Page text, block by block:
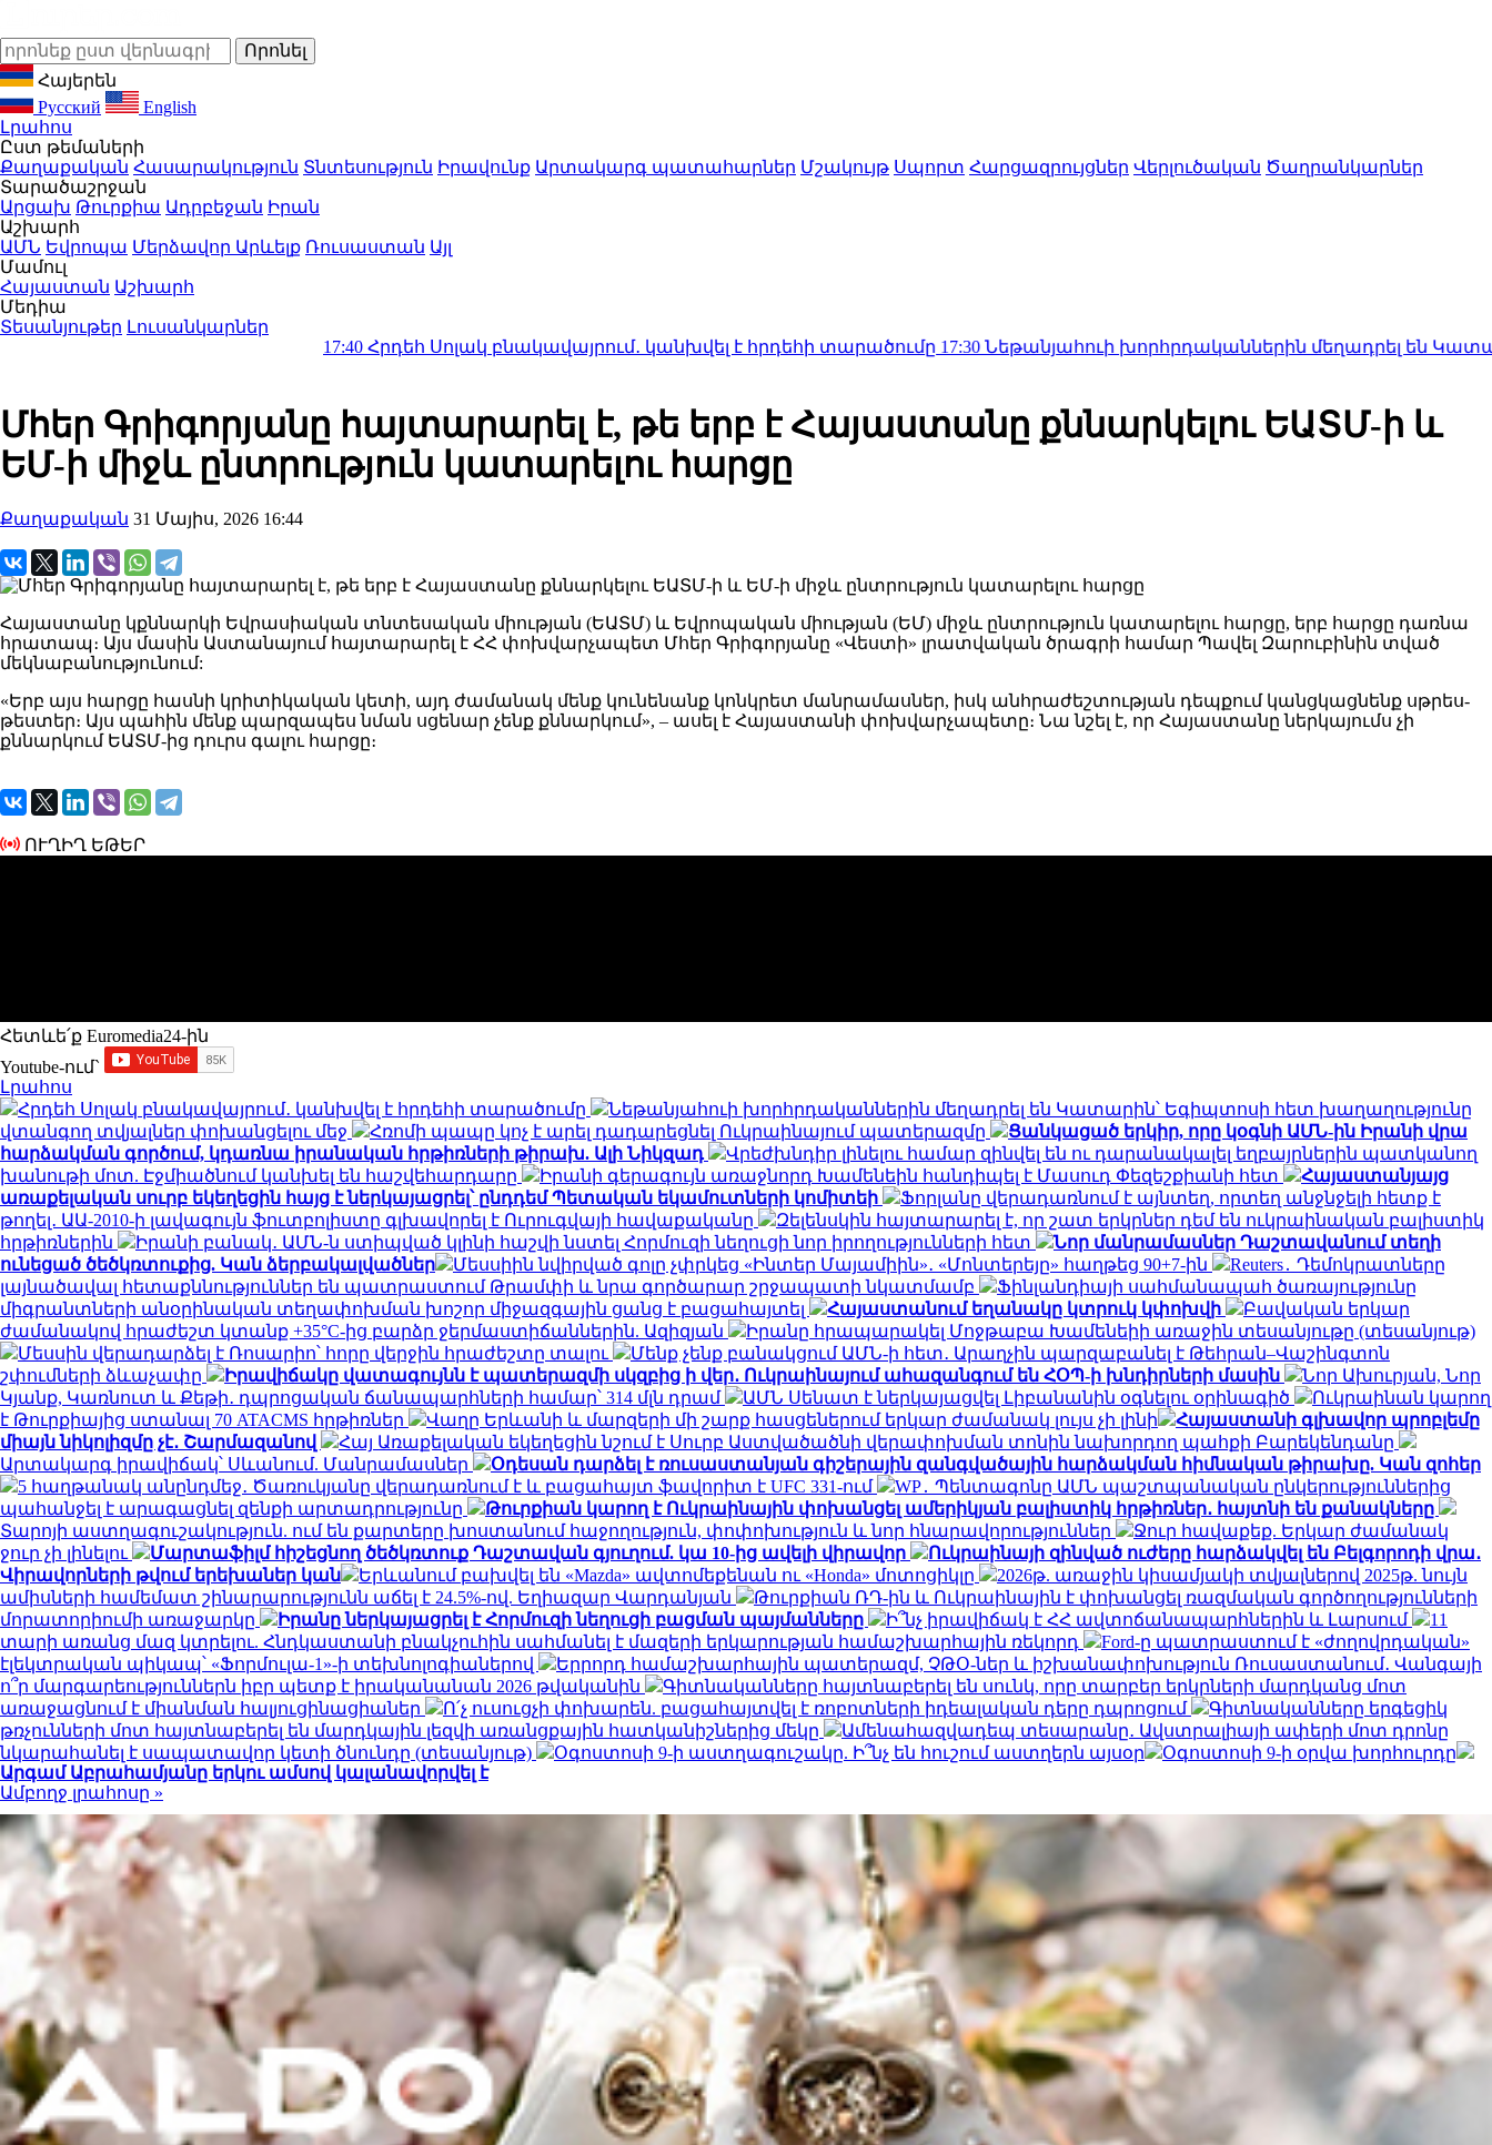
Հայերեն
Русский
English
Լրահոս
Ըստ թեմաների
Քաղաքական Հասարակություն Տնտեսություն Իրավունք Արտակարգ պատահարներ Մշակույթ Սպորտ Հարցազրույցներ Վերլուծական Ծաղրանկարներ
Տարածաշրջան
Արցախ Թուրքիա Ադրբեջան Իրան
Աշխարհ
ԱՄՆ Եվրոպա Մերձավոր Արևելք Ռուսաստան Այլ
Մամուլ
Հայաստան Աշխարհ
Մեդիա
Տեսանյութեր Լուսանկարներ
Հրդեհ Սոլակ բնակավայրում․ կանխվել է հրդեհի տարածումը17:30Նեթանյահուի խորհրդականներին մեղադրել են Կատարին՝
Մհեր Գրիգորյանը հայտարարել է, թե երբ է Հայաստանը քննարկելու ԵԱՏՄ-ի և
ԵՄ-ի միջև ընտրություն կատարելու հարցը
Քաղաքական 31 Մայիս, 2026 16:44
Հայաստանը կքննարկի Եվրասիական տնտեսական միության (ԵԱՏՄ) և Եվրոպական միության (ԵՄ) միջև ընտրություն կատարելու հարցը, երբ հարցը դառնա
հրատապ։ Այս մասին Աստանայում հայտարարել է ՀՀ փոխվարչապետ Մհեր Գրիգորյանը «Վեստի» լրատվական ծրագրի համար Պավել Զարուբինին տված
մեկնաբանությունում:
«Երբ այս հարցը հասնի կրիտիկական կետի, այդ ժամանակ մենք կունենանք կոնկրետ մանրամասներ, իսկ անհրաժեշտության դեպքում կանցկացնենք սթրես-
թեստեր։ Այս պահին մենք պարզապես նման սցենար չենք քննարկում», – ասել է Հայաստանի փոխվարչապետը։ Նա նշել է, որ Հայաստանը ներկայումս չի
քննարկում ԵԱՏՄ-ից դուրս գալու հարցը։
ՈՒՂԻՂ ԵԹԵՐ
Հետևե՛ք Euromedia24-ին
Youtube-ում`
Լրահոս
Հրդեհ Սոլակ բնակավայրում․ կանխվել է հրդեհի տարածումը
Նեթանյահուի խորհրդականներին մեղադրել են Կատարին՝ Եգիպտոսի հետ խաղաղությունը
վտանգող տվյալներ փոխանցելու մեջ
Հռոմի պապը կոչ է արել դադարեցնել Ուկրաինայում պատերազմը
Ցանկացած երկիր, որը կօգնի ԱՄՆ-ին Իրանի վրա
հարձակման գործում, կդառնա իրանական հրթիռների թիրախ. Ալի Նիկզադ
Վրեժխնդիր լինելու համար զինվել են ու դարանակալել եղբայրներին պատկանող
խանութի մոտ. Էջմիածնում կանխել են հաշվեհարդարը
Իրանի գերագույն առաջնորդ Խամենեին հանդիպել է Մասուդ Փեզեշքիանի հետ
Հայաստանյայց
առաքելական սուրբ եկեղեցին հայց է ներկայացրել՝ ընդդեմ Պետական եկամուտների կոմիտեի
Ֆորլանը վերադառնում է այնտեղ, որտեղ անջնջելի հետք է
թողել․ ԱԱ-2010-ի լավագույն ֆուտբոլիստը գլխավորել է Ուրուգվայի հավաքականը
Զելենսկին հայտարարել է, որ շատ երկրներ դեմ են ուկրաինական բալիստիկ
հրթիռներին
Իրանի բանակ․ ԱՄՆ-ն ստիպված կլինի հաշվի նստել Հորմուզի նեղուցի նոր իրողությունների հետ
Նոր մանրամասներ Դաշտավանում տեղի
ունեցած ծեծկռտուքից. Կան ձերբակալվածներ
Մեսսիին նվիրված գոլը չփրկեց «Ինտեր Մայամիին»․ «Մոնտերեյը» հաղթեց 90+7-ին
Reuters․ Դեմոկրատները
լայնածավալ հետաքննություններ են պատրաստում Թրամփի և նրա գործարար շրջապատի նկատմամբ
Ֆինլանդիայի սահմանապահ ծառայությունը
միգրանտների անօրինական տեղափոխման խոշոր միջազգային ցանց է բացահայտել
Հայաստանում եղանակը կտրուկ կփոխվի
Բավական երկար
ժամանակով հրաժեշտ կտանք +35°C-ից բարձր ջերմաստիճաններին. Ազիզյան
Իրանը հրապարակել Մոջթաբա Խամենեիի առաջին տեսանյութը (տեսանյութ)
Մեսսին վերադարձել է Ռոսարիո՝ հորը վերջին հրաժեշտը տալու
Մենք չենք բանակցում ԱՄՆ-ի հետ․ Արաղչին պարզաբանել է Թեհրան–Վաշինգտոն
շփումների ձևաչափը
Իրավիճակը վատագույնն է պատերազմի սկզբից ի վեր․ Ուկրաինայում ահազանգում են ՀՕՊ-ի խնդիրների մասին
Նոր Ախուրյան, Նոր
Կյանք, Կառնուտ և Քեթի․ դպրոցական ճանապարհների համար՝ 314 մլն դրամ
ԱՄՆ Սենատ է ներկայացվել Լիբանանին օգնելու օրինագիծ
Ուկրաինան կարող
է Թուրքիայից ստանալ 70 ATACMS հրթիռներ
Վաղը Երևանի և մարզերի մի շարք հասցեներում երկար ժամանակ լույս չի լինի
Հայաստանի գլխավոր պրոբլեմը
միայն նիկոլիզմը չէ․ Շարմազանով
Հայ Առաքելական եկեղեցին նշում է Սուրբ Աստվածածնի վերափոխման տոնին նախորդող պահքի Բարեկենդանը
Արտակարգ իրավիճակ՝ Սևանում. Մանրամասներ
Օդեսան դարձել է ռուսաստանյան գիշերային զանգվածային հարձակման հիմնական թիրախը. Կան զոհեր
5 հաղթանակ անընդմեջ․ Ծառուկյանը վերադառնում է և բացահայտ ֆավորիտ է UFC 331-ում
WP․ Պենտագոնը ԱՄՆ պաշտպանական ընկերություններից
պահանջել է արագացնել զենքի արտադրությունը
Թուրքիան կարող է Ուկրաինային փոխանցել ամերիկյան բալիստիկ հրթիռներ․ հայտնի են քանակները
Տարոյի աստղագուշակություն. ում են քարտերը խոստանում հաջողություն, փոփոխություն և նոր հնարավորություններ
Ջուր հավաքեք. Երկար ժամանակ
ջուր չի լինելու
Մարտաֆիլմ հիշեցնող ծեծկռտուք Դաշտավան գյուղում. կա 10-ից ավելի վիրավոր
Ուկրաինայի զինված ուժերը հարձակվել են Բելգորոդի վրա․
Վիրավորների թվում երեխաներ կան
Երևանում բախվել են «Mazda» ավտոմեքենան ու «Honda» մոտոցիկլը
2026թ. առաջին կիսամյակի տվյալներով 2025թ. նույն
ամիսների համեմատ շինարարությունն աճել է 24.5%-ով. Եղիազար Վարդանյան
Թուրքիան ՌԴ-ին և Ուկրաինային է փոխանցել ռազմական գործողությունների
մորատորիումի առաջարկը
Իրանը ներկայացրել է Հորմուզի նեղուցի բացման պայմանները Ի՞նչ իրավիճակ է ՀՀ ավտոճանապարհներին և Լարսում
11
տարի առանց մազ կտրելու. Հնդկաստանի բնակչուհին սահմանել է մազերի երկարության համաշխարհային ռեկորդ
Ford-ը պատրաստում է «ժողովրդական»
էլեկտրական պիկապ՝ «Ֆորմուլա-1»-ի տեխնոլոգիաներով
Երրորդ համաշխարհային պատերազմ, ՉԹՕ-ներ և իշխանափոխություն Ռուսաստանում․ Վանգայի
ո՞ր մարգարեություններն իբր պետք է իրականանան 2026 թվականին
Գիտնականները հայտնաբերել են սունկ, որը տարբեր երկրների մարդկանց մոտ
առաջացնում է միանման հալյուցինացիաներ
Ո՛չ ուսուցչի փոխարեն. բացահայտվել է ռոբոտների իդեալական դերը դպրոցում
Գիտնականները երգեցիկ
թռչունների մոտ հայտնաբերել են մարդկային լեզվի առանցքային հատկանիշներից մեկը
Ամենահազվադեպ տեսարանը․ Ավստրալիայի ափերի մոտ դրոնը
նկարահանել է սապատավոր կետի ծնունդը (տեսանյութ)
Օգոստոսի 9-ի աստղագուշակը. Ի՞նչ են հուշում աստղերն այսօր
Օգոստոսի 9-ի օրվա խորհուրդը
Արգամ Աբրահամյանը երկու ամսով կալանավորվել է
Ամբողջ լրահոսը »